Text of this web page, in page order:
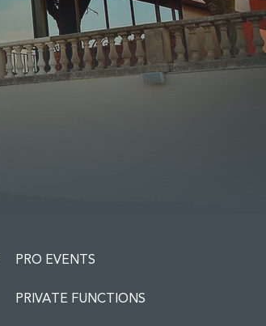
PRO EVENTS
PRIVATE FUNCTIONS